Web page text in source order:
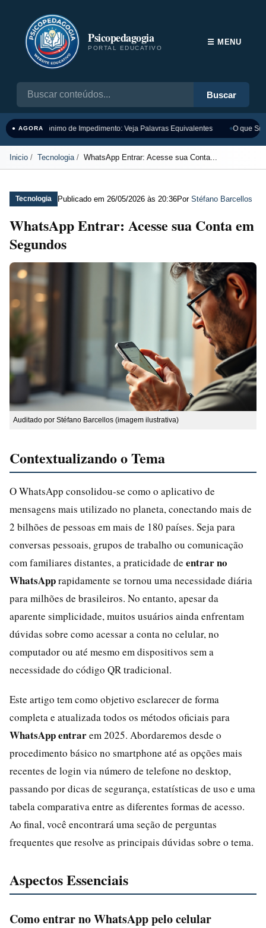
Psicopedagogia
PORTAL EDUCATIVO
Buscar
☰ MENU
● AGORASinônimo de Impedimento: Veja Palavras Equivalentes O que
Inicio Tecnologia WhatsApp Entrar: Acesse sua Conta...
Tecnologia Publicado em 26/05/2026 às 20:36Por Stéfano Barcellos
WhatsApp Entrar: Acesse sua Conta em
Segundos
Auditado por Stéfano Barcellos (imagem ilustrativa)
Contextualizando o Tema
O WhatsApp consolidou-se como o aplicativo de
mensagens mais utilizado no planeta, conectando mais de
2 bilhões de pessoas em mais de 180 países. Seja para
conversas pessoais, grupos de trabalho ou comunicação
com familiares distantes, a praticidade de entrar no
WhatsApprapidamente se tornou uma necessidade diária
para milhões de brasileiros. No entanto, apesar da
aparente simplicidade, muitos usuários ainda enfrentam
dúvidas sobre como acessar a conta no celular, no
computador ou até mesmo em dispositivos sem a
necessidade do código QR tradicional.
Este artigo tem como objetivo esclarecer de forma
completa e atualizada todos os métodos oficiais para
WhatsApp entrarem 2025. Abordaremos desde o
procedimento básico no smartphone até as opções mais
recentes de login via número de telefone no desktop,
passando por dicas de segurança, estatísticas de uso e uma
tabela comparativa entre as diferentes formas de acesso.
Ao final, você encontrará uma seção de perguntas
frequentes que resolve as principais dúvidas sobre o tema.
Aspectos Essenciais
Como entrar no WhatsApp pelo celular